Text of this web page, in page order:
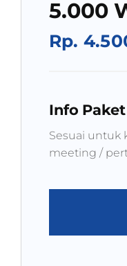
5.000
Rp.
Info
Sesuai untuk
meeting /